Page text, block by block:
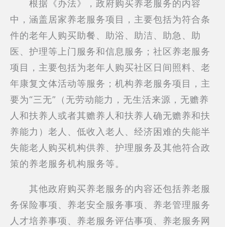
根据《办法》，政府购买养老服务的内容
中，涵盖居家养老服务项目，主要包括为符合条
件的老年人购买助餐、助浴、助洁、助急、助
医、护理等上门服务和信息服务；社区养老服务
项目，主要包括为老年人购买社区日间照料、老
年康复文体活动等服务；机构养老服务项目，主
要为“三无”（无劳动能力，无生活来源，无赡养
人和扶养人或者其赡养人和扶养人确无赡养和扶
养能力）老人、低收入老人、经济困难的失能半
失能老人购买机构供养、护理服务及其他符合政
策的养老服务机构服务等。
其他政府购买养老服务的内容还包括养老服
务保险事项、养老安全服务事项、养老管理服务
人才培养事项、养老服务评估事项、养老服务网